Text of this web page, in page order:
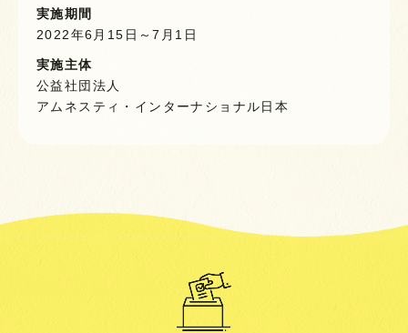
実施期間
2022年6月15日～7月1日
実施主体
公益社団法人
アムネスティ・インターナショナル日本